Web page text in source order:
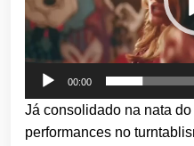
00:00
Já consolidado na nata
performances no